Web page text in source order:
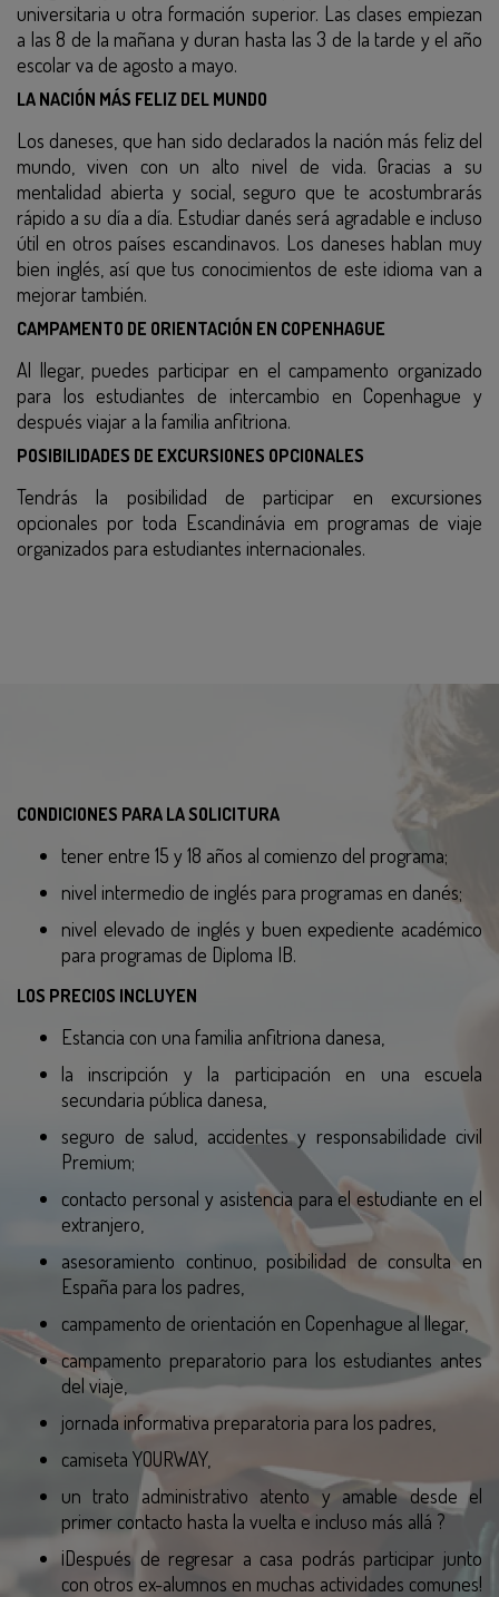
universitaria u otra formación superior. Las clases empiezan
a las 8 de la mañana y duran hasta las 3 de la tarde y el año
escolar va de agosto a mayo.
LA NACIÓN MÁS FELIZ DEL MUNDO
Los daneses, que han sido declarados la nación más feliz del
mundo, viven con un alto nivel de vida. Gracias a su
mentalidad abierta y social, seguro que te acostumbrarás
rápido a su día a día. Estudiar danés será agradable e incluso
útil en otros países escandinavos. Los daneses hablan muy
bien inglés, así que tus conocimientos de este idioma van a
mejorar también.
CAMPAMENTO DE ORIENTACIÓN EN COPENHAGUE
Al llegar, puedes participar en el campamento organizado
para los estudiantes de intercambio en Copenhague y
después viajar a la familia anfitriona.
POSIBILIDADES DE EXCURSIONES OPCIONALES
Tendrás la posibilidad de participar en excursiones
opcionales por toda Escandinávia em programas de viaje
organizados para estudiantes internacionales.
CONDICIONES PARA LA SOLICITURA
tener entre 15 y 18 años al comienzo del programa;
nivel intermedio de inglés para programas en danés;
nivel elevado de inglés y buen expediente académico
para programas de Diploma IB.
LOS PRECIOS INCLUYEN
Estancia con una familia anfitriona danesa,
la inscripción y la participación en una escuela
secundaria pública danesa,
seguro de salud, accidentes y responsabilidade civil
Premium;
contacto personal y asistencia para el estudiante en el
extranjero,
asesoramiento continuo, posibilidad de consulta en
España para los padres,
campamento de orientación en Copenhague al llegar,
campamento preparatorio para los estudiantes antes
del viaje,
jornada informativa preparatoria para los padres,
camiseta YOURWAY,
un trato administrativo atento y amable desde el
primer contacto hasta la vuelta e incluso más allá ?
¡Después de regresar a casa podrás participar junto
con otros ex-alumnos en muchas actividades comunes!